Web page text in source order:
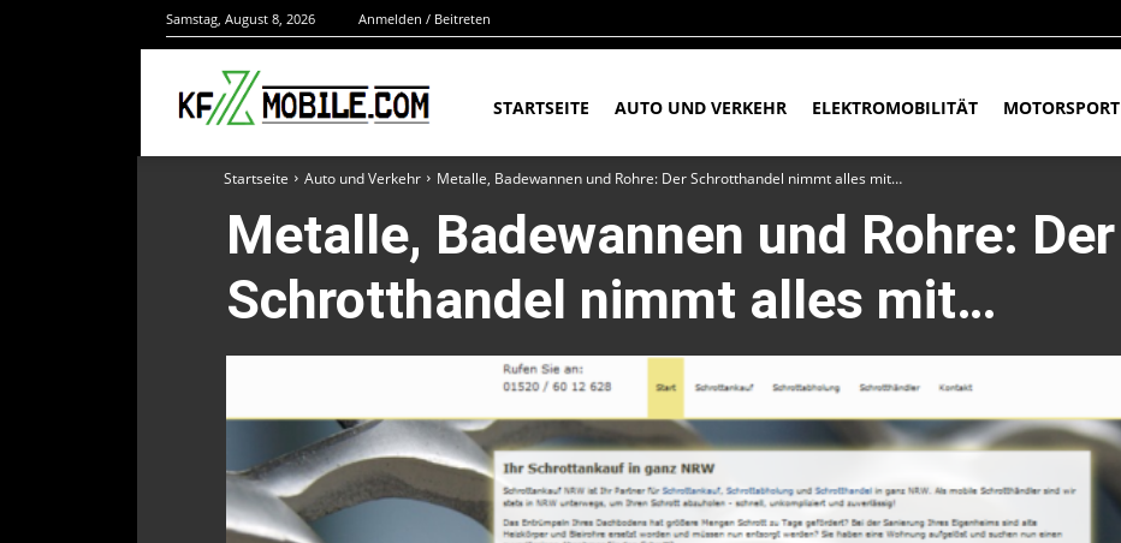
Samstag, August 8, 2026 Anmelden / Beitreten
STARTSEITE AUTO UND VERKEHR ELEKTROMOBILITÄT MOTORSPORT
Startseite Auto und Verkehr Metalle, Badewannen und Rohre: Der Schrotthandel nimmt alles mit…
Metalle, Badewannen und Rohre: Der
Schrotthandel nimmt alles mit…